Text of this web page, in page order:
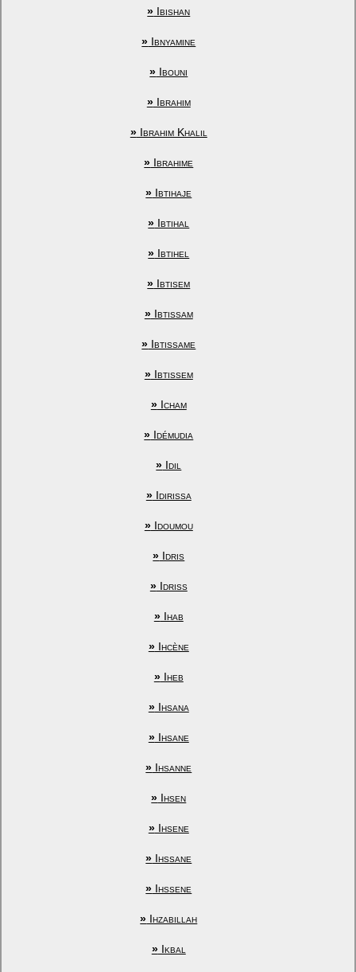
» Ibishan
» Ibnyamine
» Ibouni
»Ibrahim
»Ibrahim Khalil
» Ibrahime
» Ibtihaje
» Ibtihal
» Ibtihel
» Ibtisem
»Ibtissam
» Ibtissame
»Ibtissem
»Icham
» Idémudia
» Idil
»Idirissa
»Idoumou
» Idris
»Idriss
»Ihab
»Ihcène
»Iheb
»Ihsana
»Ihsane
» Ihsanne
» Ihsen
»Ihsene
» Ihssane
» Ihssene
» Ihzabillah
»Ikbal